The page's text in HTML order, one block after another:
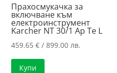
Прахосмукачка за
включване към
електроинструмент
Karcher NT 30/1 Ap Te L
459.65€ / 899.00 лв.
Купи